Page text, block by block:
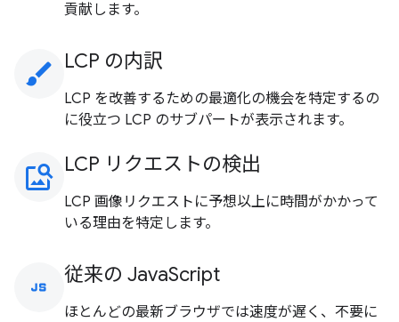
貢献します。
brush LCP の内訳
LCP を改善するための最適化の機会を特定するの
に役立つ LCP のサブパートが表示されます。
image_search LCP リクエストの検出
LCP 画像リクエストに予想以上に時間がかかって
いる理由を特定します。
javascript 従来の JavaScript
ほとんどの最新ブラウザでは速度が遅く、不要に